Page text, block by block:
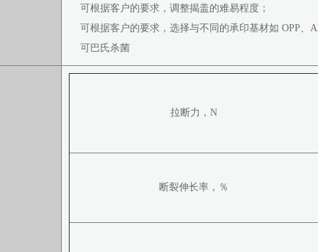
可根据客户的要求，调整揭盖的难易程度；
可根据客户的要求，选择与不同的承印基材如 OPP、
可巴氏杀菌
拉断力，N
断裂伸长率，％